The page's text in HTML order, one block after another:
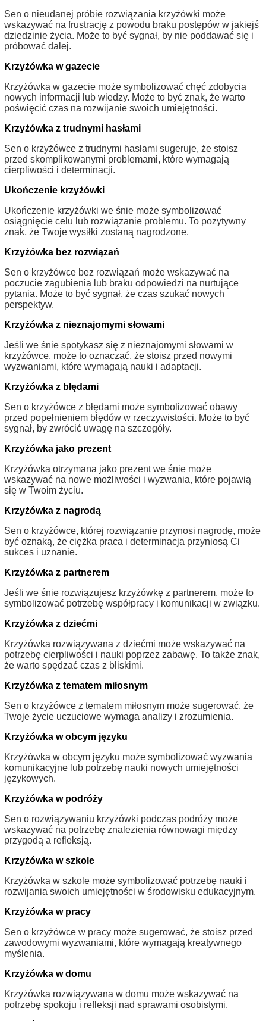
Sen o nieudanej próbie rozwiązania krzyżówki może
wskazywać na frustrację z powodu braku postępów w jakiejś
dziedzinie życia. Może to być sygnał, by nie poddawać się i
próbować dalej.
Krzyżówka w gazecie
Krzyżówka w gazecie może symbolizować chęć zdobycia
nowych informacji lub wiedzy. Może to być znak, że warto
poświęcić czas na rozwijanie swoich umiejętności.
Krzyżówka z trudnymi hasłami
Sen o krzyżówce z trudnymi hasłami sugeruje, że stoisz
przed skomplikowanymi problemami, które wymagają
cierpliwości i determinacji.
Ukończenie krzyżówki
Ukończenie krzyżówki we śnie może symbolizować
osiągnięcie celu lub rozwiązanie problemu. To pozytywny
znak, że Twoje wysiłki zostaną nagrodzone.
Krzyżówka bez rozwiązań
Sen o krzyżówce bez rozwiązań może wskazywać na
poczucie zagubienia lub braku odpowiedzi na nurtujące
pytania. Może to być sygnał, że czas szukać nowych
perspektyw.
Krzyżówka z nieznajomymi słowami
Jeśli we śnie spotykasz się z nieznajomymi słowami w
krzyżówce, może to oznaczać, że stoisz przed nowymi
wyzwaniami, które wymagają nauki i adaptacji.
Krzyżówka z błędami
Sen o krzyżówce z błędami może symbolizować obawy
przed popełnieniem błędów w rzeczywistości. Może to być
sygnał, by zwrócić uwagę na szczegóły.
Krzyżówka jako prezent
Krzyżówka otrzymana jako prezent we śnie może
wskazywać na nowe możliwości i wyzwania, które pojawią
się w Twoim życiu.
Krzyżówka z nagrodą
Sen o krzyżówce, której rozwiązanie przynosi nagrodę, może
być oznaką, że ciężka praca i determinacja przyniosą Ci
sukces i uznanie.
Krzyżówka z partnerem
Jeśli we śnie rozwiązujesz krzyżówkę z partnerem, może to
symbolizować potrzebę współpracy i komunikacji w związku.
Krzyżówka z dziećmi
Krzyżówka rozwiązywana z dziećmi może wskazywać na
potrzebę cierpliwości i nauki poprzez zabawę. To także znak,
że warto spędzać czas z bliskimi.
Krzyżówka z tematem miłosnym
Sen o krzyżówce z tematem miłosnym może sugerować, że
Twoje życie uczuciowe wymaga analizy i zrozumienia.
Krzyżówka w obcym języku
Krzyżówka w obcym języku może symbolizować wyzwania
komunikacyjne lub potrzebę nauki nowych umiejętności
językowych.
Krzyżówka w podróży
Sen o rozwiązywaniu krzyżówki podczas podróży może
wskazywać na potrzebę znalezienia równowagi między
przygodą a refleksją.
Krzyżówka w szkole
Krzyżówka w szkole może symbolizować potrzebę nauki i
rozwijania swoich umiejętności w środowisku edukacyjnym.
Krzyżówka w pracy
Sen o krzyżówce w pracy może sugerować, że stoisz przed
zawodowymi wyzwaniami, które wymagają kreatywnego
myślenia.
Krzyżówka w domu
Krzyżówka rozwiązywana w domu może wskazywać na
potrzebę spokoju i refleksji nad sprawami osobistymi.